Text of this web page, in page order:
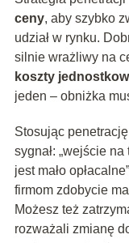
ceny, aby szybko
udział w rynku.
silnie wrażliwy na
koszty
jeden – obniżka
Stosując
sygnał: „wejście
jest mało
firmom zdobycie
Możesz też
rozważali zmianę